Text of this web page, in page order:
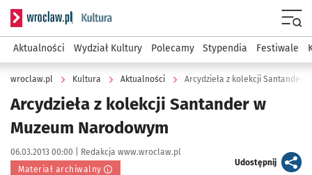
Serwis informacyjny wroclaw.pl podserwis: Kultura
Aktualności Wydział Kultury Polecamy Stypendia Festiwale
wroclaw.pl Kultura Aktualności Arcydzieła z kolekcji Santander
Arcydzieła z kolekcji Santander w
Muzeum Narodowym
Data publikacji:
06.03.2013 00:00 | Autor:
Redakcja www.wroclaw.pl
Materiał archiwalny
Udostępnijartykuł